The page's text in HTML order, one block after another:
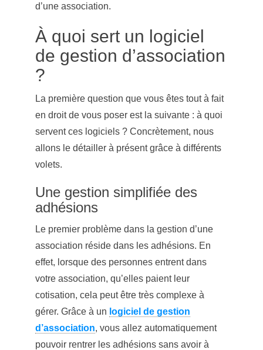
d’une association.
À quoi sert un logiciel
de gestion d’association
?
La première question que vous êtes tout à fait
en droit de vous poser est la suivante : à quoi
servent ces logiciels ? Concrètement, nous
allons le détailler à présent grâce à différents
volets.
Une gestion simplifiée des
adhésions
Le premier problème dans la gestion d’une
association réside dans les adhésions. En
effet, lorsque des personnes entrent dans
votre association, qu’elles paient leur
cotisation, cela peut être très complexe à
gérer. Grâce à un logiciel de gestion
d’association, vous allez automatiquement
pouvoir rentrer les adhésions sans avoir à